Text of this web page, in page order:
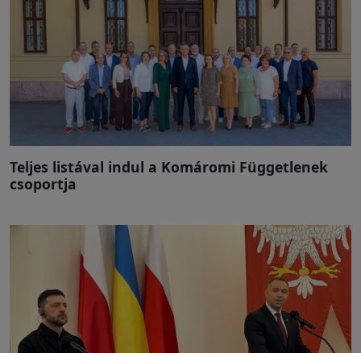
Teljes listával indul a Komáromi Függetlenek
csoportja